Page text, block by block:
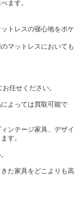
ます。
トレスの寝心地をポケ
マットレスにおいても
任せください。
よっては買取可能で
ンテージ家具、デザイ
す。
た家具をどこよりも高